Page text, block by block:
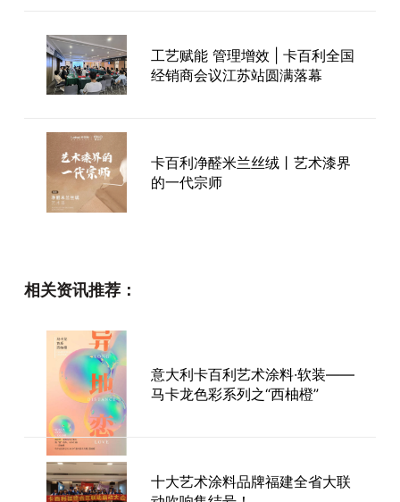
工艺赋能 管理增效 | 卡百利全国
经销商会议江苏站圆满落幕
卡百利净醛米兰丝绒丨艺术漆界
的一代宗师
双十一2599元搞定艺术涂料品
牌墙面！还有iphone13等大奖，
扶我起来，我还能下单！
卡百利工艺培训第6期：又一批
相关资讯推荐：
意大利卡百利艺术涂料·软装——
马卡龙色彩系列之“西柚橙”
十大艺术涂料品牌福建全省大联